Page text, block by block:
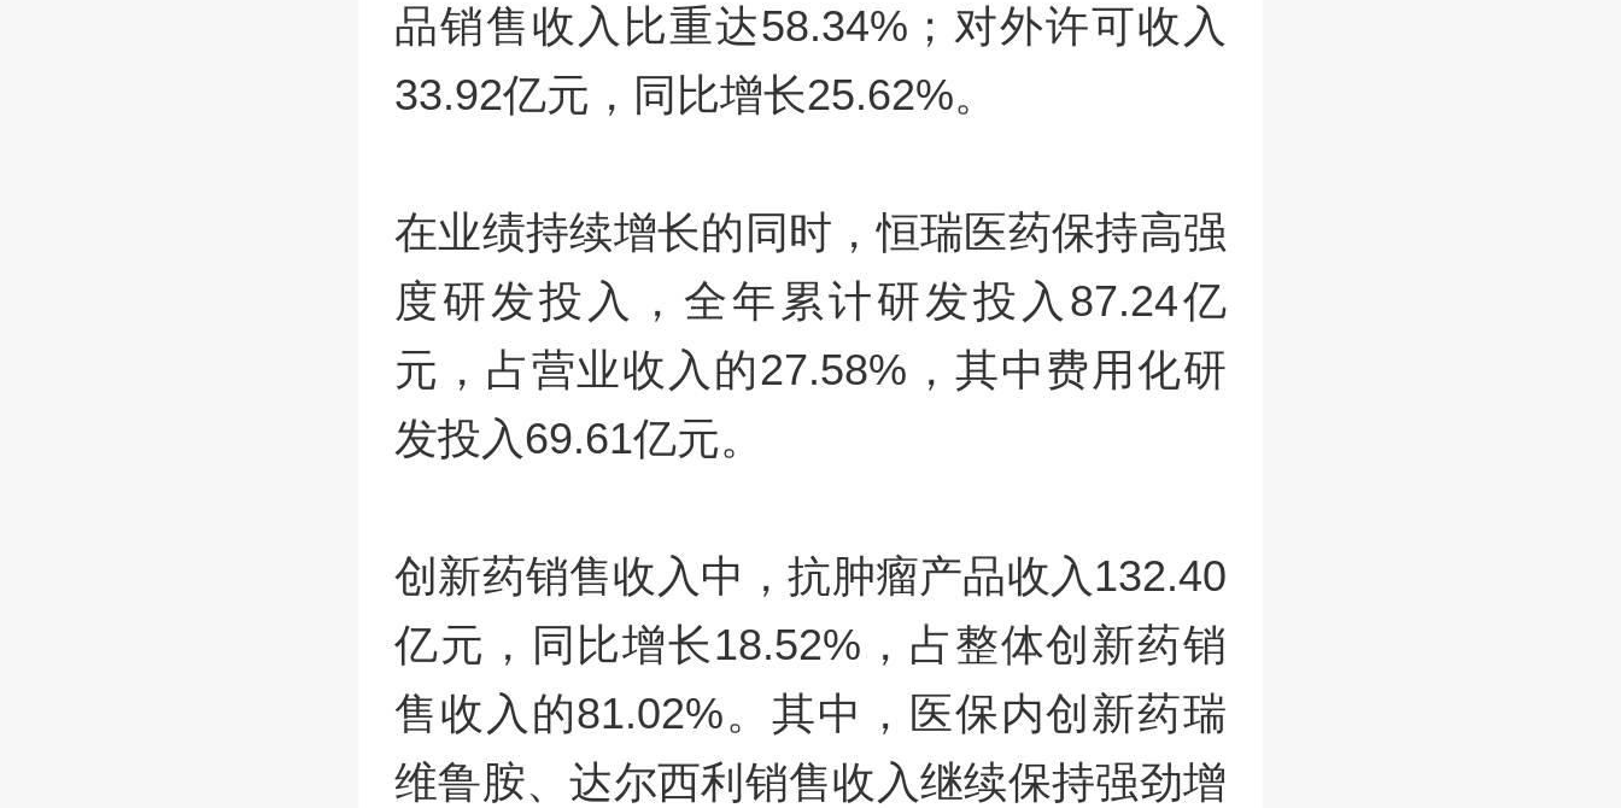
品销售收入比重达58.34%；对外许可收入
33.92亿元，同比增长25.62%。
在业绩持续增长的同时，恒瑞医药保持高强
度研发投入，全年累计研发投入87.24亿
元，占营业收入的27.58%，其中费用化研
发投入69.61亿元。
创新药销售收入中，抗肿瘤产品收入132.40
亿元，同比增长18.52%，占整体创新药销
售收入的81.02%。其中，医保内创新药瑞
维鲁胺、达尔西利销售收入继续保持强劲增